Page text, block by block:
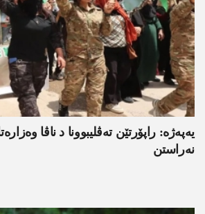
یەپەژە: راپۆرتێن تەڤلیبوونا د ناڤا
نەراستن